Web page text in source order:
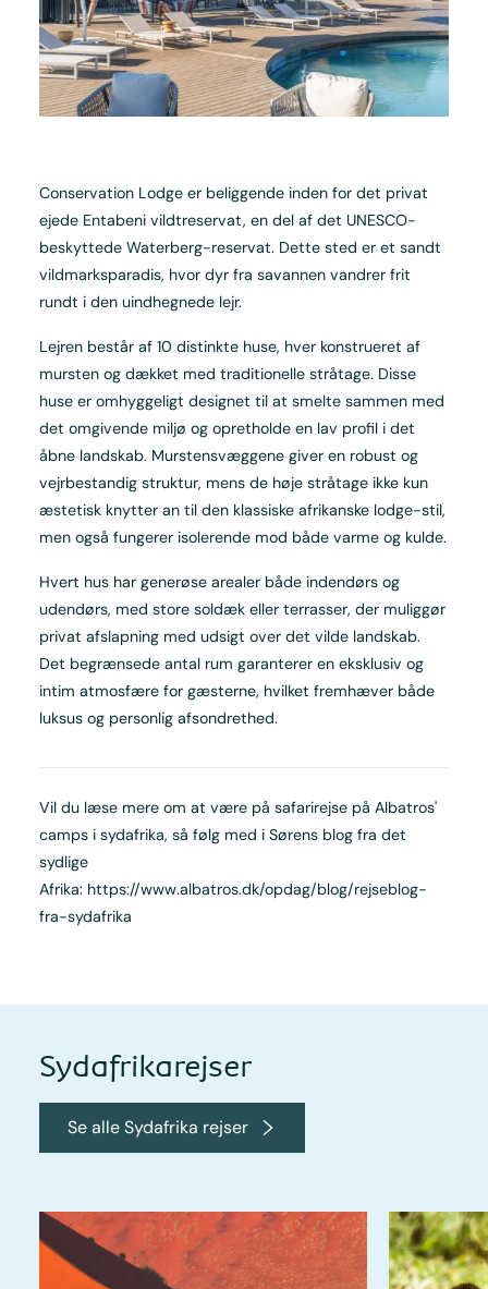
Conservation Lodge er beliggende inden for det privat
ejede Entabeni vildtreservat, en del af det UNESCO-
beskyttede Waterberg-reservat. Dette sted er et sandt
vildmarksparadis, hvor dyr fra savannen vandrer frit
rundt i den uindhegnede lejr.
Lejren består af 10 distinkte huse, hver konstrueret af
mursten og dækket med traditionelle stråtage. Disse
huse er omhyggeligt designet til at smelte sammen med
det omgivende miljø og opretholde en lav profil i det
åbne landskab. Murstensvæggene giver en robust og
vejrbestandig struktur, mens de høje stråtage ikke kun
æstetisk knytter an til den klassiske afrikanske lodge-stil,
men også fungerer isolerende mod både varme og kulde.
Hvert hus har generøse arealer både indendørs og
udendørs, med store soldæk eller terrasser, der muliggør
privat afslapning med udsigt over det vilde landskab.
Det begrænsede antal rum garanterer en eksklusiv og
intim atmosfære for gæsterne, hvilket fremhæver både
luksus og personlig afsondrethed.
Vil du læse mere om at være på safarirejse på Albatros'
camps i sydafrika, så følg med i Sørens blog fra det
sydlige
Afrika: https://www.albatros.dk/opdag/blog/rejseblog-
fra-sydafrika
Sydafrikarejser
Se alle Sydafrika rejser